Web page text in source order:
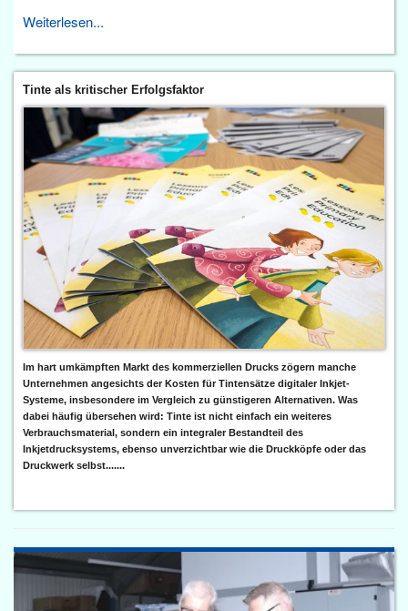
Weiterlesen...
Tinte als kritischer Erfolgsfaktor
Im hart umkämpften Markt des kommerziellen Drucks zögern manche
Unternehmen angesichts der Kosten für Tintensätze digitaler Inkjet-
Systeme, insbesondere im Vergleich zu günstigeren Alternativen. Was
dabei häufig übersehen wird: Tinte ist nicht einfach ein weiteres
Verbrauchsmaterial, sondern ein integraler Bestandteil des
Inkjetdrucksystems, ebenso unverzichtbar wie die Druckköpfe oder das
Druckwerk selbst.......